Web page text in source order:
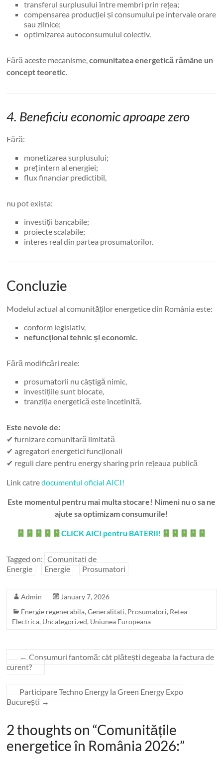
transferul surplusului între membri prin rețea;
compensarea producției și consumului pe intervale orare
sau zilnice;
optimizarea autoconsumului colectiv.
Fără aceste mecanisme,comunitatea energetică rămâne un
concept teoretic.
4. Beneficiu economic aproape zero
Fără:
monetizarea surplusului;
preț intern al energiei;
flux financiar predictibil,
nu pot exista:
investiții bancabile;
proiecte scalabile;
interes real din partea prosumatorilor.
Concluzie
Modelul actual al comunităților energetice din România este:
conform legislativ,
nefuncțional tehnic și economic.
Fără modificări reale:
prosumatorii nu câștigă nimic,
investițiile sunt blocate,
tranziția energetică este încetinită.
Este nevoie de:
✔ furnizare comunitară limitată
✔ agregatori energetici funcționali
✔ reguli clare pentru energy sharing prin rețeaua publică
Link catredocumentul oficial AICI!
Este momentul pentru mai multa stocare! Nimeni nu o sa ne
ajute sa optimizam consumurile!
CLICK AICI pentru BATERII!
Tagged on: Comunitati de
Energie
Energie Prosumatori
Admin
January 7, 2026
Energie regenerabila,Generalitati, Prosumatori, Retea
Electrica, Uncategorized, Uniunea Europeana
← Consumuri fantomă: cât plătești degeaba la factura de
curent?
Participare Techno Energy la Green Energy Expo
București →
2 thoughts on “Comunitățile
energetice în România 2026:”